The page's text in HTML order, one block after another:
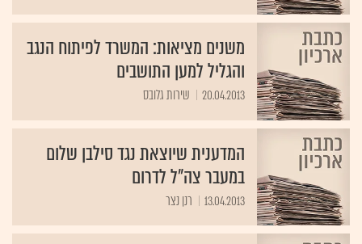
משנים מציאות: המשרד לפיתוח הנגב
והגליל למען התושבים
20.04.2013 שירות גלובס
המדענית שיוצאת נגד סילבן שלום
במעבר צה"ל לדרום
13.04.2013 רנן נצר